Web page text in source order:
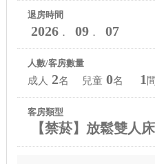
退房時間
2026． 09． 07
人數/客房數量
成人 2名 兒童 0名 1 間
客房類型
【禁菸】放鬆雙人